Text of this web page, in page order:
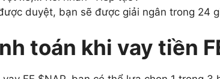
duyệt, bạn sẽ được giải ngân trong 24
toán khi vay tiền